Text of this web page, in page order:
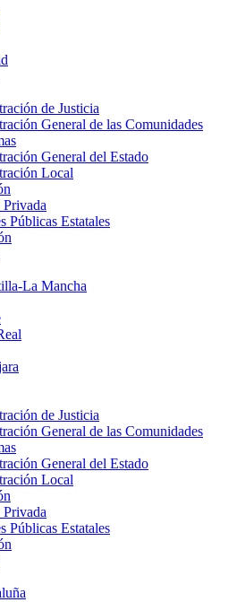
de Justicia
General de las Comunidades
General del Estado
Local
Privada
Públicas Estatales
La Mancha
de Justicia
General de las Comunidades
General del Estado
Local
Privada
Públicas Estatales